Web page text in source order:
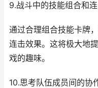
9.战斗中的技能组合和
通过合理组合技能卡牌
连击效果。这将极大地
戏的趣味。
10.思考队伍成员间的协